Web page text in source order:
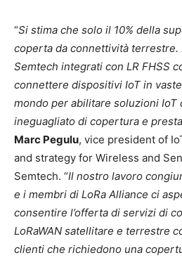
“Si stima che solo il 10% della
coperta da connettività terrestre.
Semtech integrati con LR FHSS
connettere dispositivi IoT in
mondo per abilitare soluzioni IoT
ineguagliato di copertura e
Marc Pegulu, vice president of
and strategy for Wireless and
Semtech. “Il nostro lavoro
e i membri di LoRa Alliance ci
consentire l’offerta di servizi di
LoRaWAN satellitare e terrestre
clienti che richiedono una